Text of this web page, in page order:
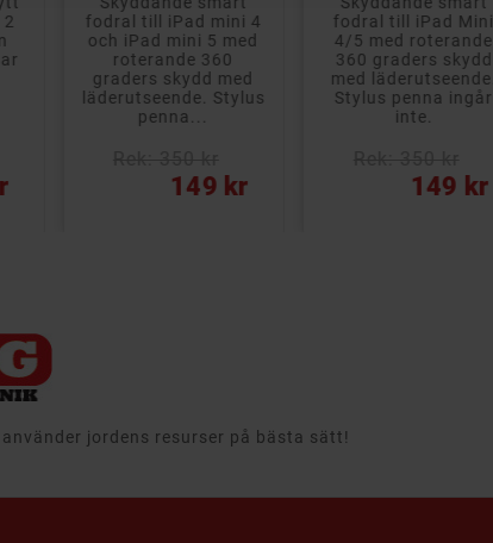
fodral till iPad mini 4
och iPad mini 5 med
roterande 360
graders skydd med
läderutseende. Stylus
penna...
149 kr
fodral till iPad Mini
4/5 med roterande
360 graders skydd
med läderutseende.
Stylus penna ingår
inte.
149 kr
jordens resurser på bästa sätt!